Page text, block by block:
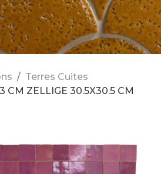
Terres Cuites
CM ZELLIGE 30.5X30.5 CM